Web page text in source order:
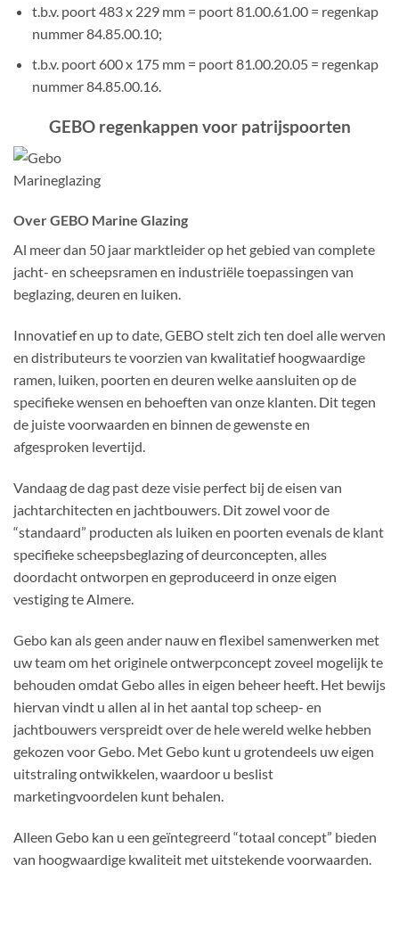
t.b.v. poort 483 x 229 mm = poort 81.00.61.00 = regenkap
nummer 84.85.00.10;
t.b.v. poort 600 x 175 mm = poort 81.00.20.05 = regenkap
nummer 84.85.00.16.
GEBO regenkappen voor patrijspoorten
Over GEBO Marine Glazing
Al meer dan 50 jaar marktleider op het gebied van complete
jacht- en scheepsramen en industriële toepassingen van
beglazing, deuren en luiken.
Innovatief en up to date, GEBO stelt zich ten doel alle werven
en distributeurs te voorzien van kwalitatief hoogwaardige
ramen, luiken, poorten en deuren welke aansluiten op de
specifieke wensen en behoeften van onze klanten. Dit tegen
de juiste voorwaarden en binnen de gewenste en
afgesproken levertijd.
Vandaag de dag past deze visie perfect bij de eisen van
jachtarchitecten en jachtbouwers. Dit zowel voor de
“standaard” producten als luiken en poorten evenals de klant
specifieke scheepsbeglazing of deurconcepten, alles
doordacht ontworpen en geproduceerd in onze eigen
vestiging te Almere.
Gebo kan als geen ander nauw en flexibel samenwerken met
uw team om het originele ontwerpconcept zoveel mogelijk te
behouden omdat Gebo alles in eigen beheer heeft. Het bewijs
hiervan vindt u allen al in het aantal top scheep- en
jachtbouwers verspreidt over de hele wereld welke hebben
gekozen voor Gebo. Met Gebo kunt u grotendeels uw eigen
uitstraling ontwikkelen, waardoor u beslist
marketingvoordelen kunt behalen.
Alleen Gebo kan u een geïntegreerd “totaal concept” bieden
van hoogwaardige kwaliteit met uitstekende voorwaarden.